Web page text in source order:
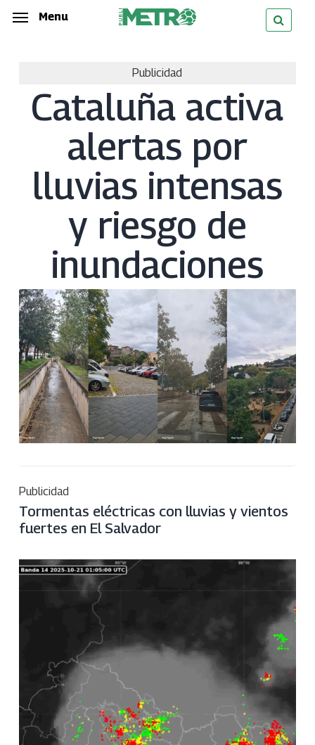
Skip
Menu
Publicidad
Cataluña activa
alertas por
lluvias intensas
y riesgo de
inundaciones
Publicidad
Tormentas eléctricas con lluvias y vientos
fuertes en El Salvador
Menu